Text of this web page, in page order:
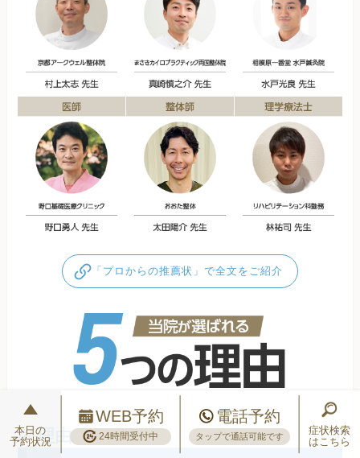
「プロからの推薦状」で全文をご紹介
本日の
予約状況
WEB予約
24時間受付中
電話予約
タップで通話可能です
症状検索
はこちら